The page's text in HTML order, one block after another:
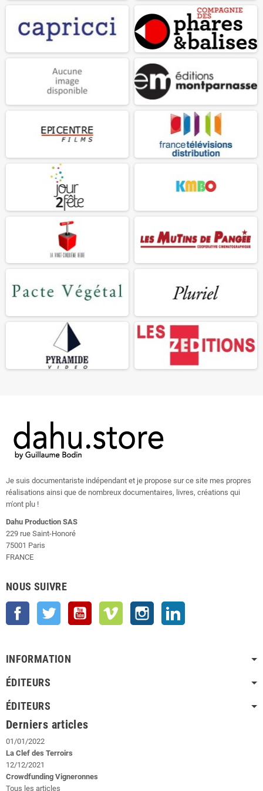
Je suis documentariste indépendant et je propose sur ce site mes propres
réalisations ainsi que de nombreux documentaires, livres, créations qui
m'ont plu !
Dahu Production SAS
229 rue Saint-Honoré
75001 Paris
FRANCE
NOUS SUIVRE
Facebook Twitter YouTube Vimeo Instagram
INFORMATION
ÉDITEURS
ÉDITEURS
Derniers articles
01/01/2022
La Clef des Terroirs
12/12/2021
Crowdfunding Vigneronnes
Tous les articles